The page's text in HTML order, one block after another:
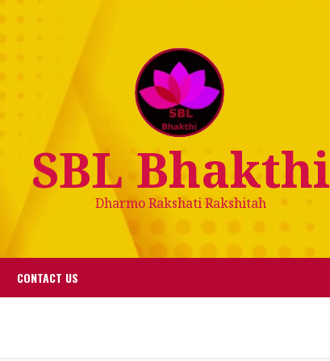
SBL Bhakthi
Dharmo Rakshati Rakshitah
CONTACT US